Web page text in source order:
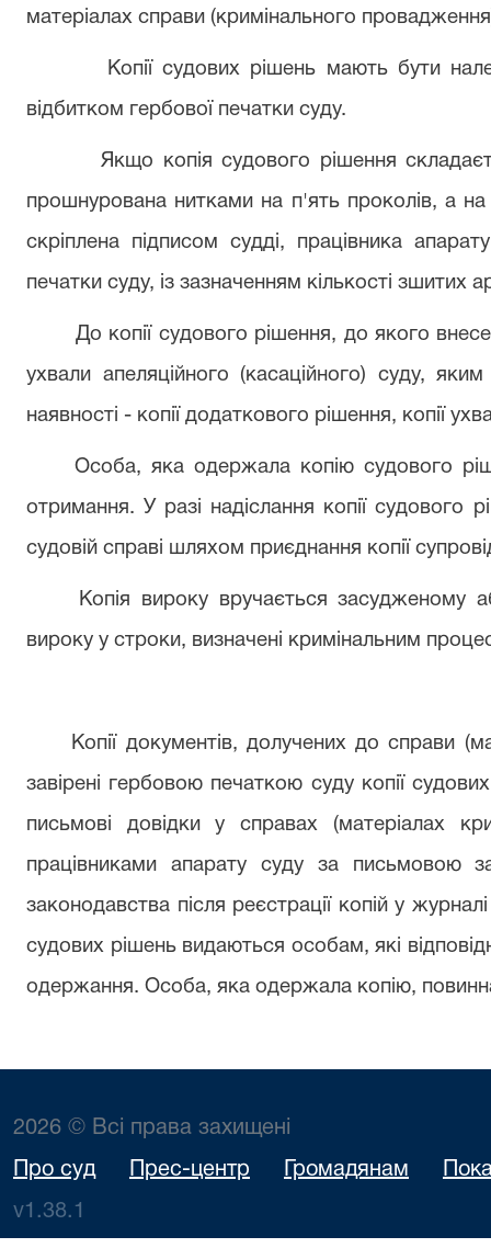
матеріалах справи (кримінального
Копії судових рішень мають бути
відбитком гербової печатки суду.
Якщо копія судового рішення
прошнурована нитками на п'ять проколів, а
скріплена підписом судді, працівника
печатки суду, із зазначенням кількості зшитих
До копії судового рішення, до якого
ухвали апеляційного (касаційного) суду,
наявності - копії додаткового рішення, копії
Особа, яка одержала копію судового
отримання. У разі надіслання копії
судовій справі шляхом приєднання копії
Копія вироку вручається засудженому
вироку у строки, визначені кримінальним
Копії документів, долучених до справи
завірені гербовою печаткою суду копії
письмові довідки у справах (матеріалах
працівниками апарату суду за письмовою
законодавства після реєстрації копій у
судових рішень видаються особам, які
одержання. Особа, яка одержала копію,
2026 © Всі права захищені
Про суд Прес-центр Громадянам
v1.38.1